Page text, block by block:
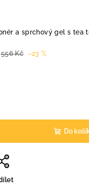
a sprchový gel s tea
556 Kč –23 %
Do